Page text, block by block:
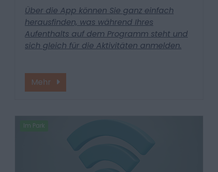
Über die App können Sie ganz einfach
herausfinden, was während Ihres
Aufenthalts auf dem Programm steht und
sich gleich für die Aktivitäten anmelden.
Mehr
Im Park